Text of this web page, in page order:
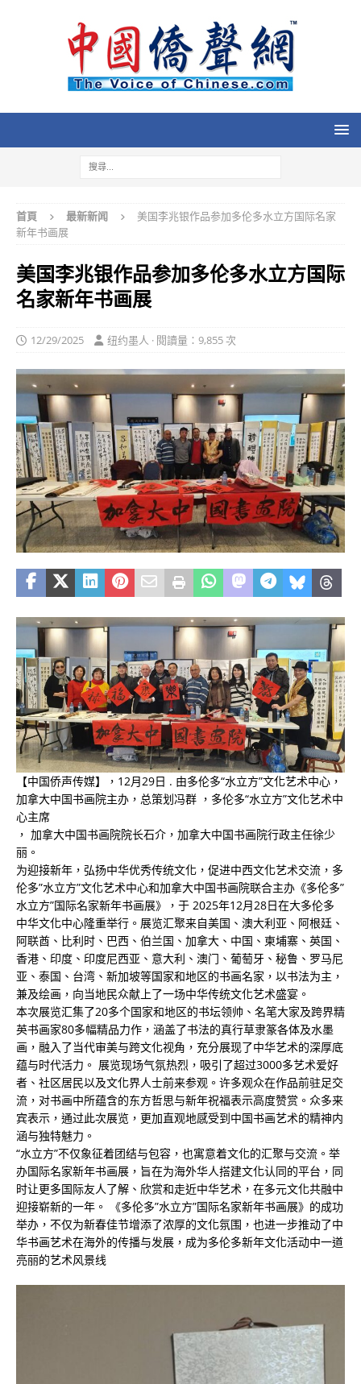
首頁 最新新闻
美国李兆银作品参加多伦多水立方国际名家
新年书画展
美国李兆银作品参加多伦多水立方国际
名家新年书画展
12/29/2025 纽约墨人 · 閱讀量：9,855 次
【中国侨声传媒】，12月29日 . 由多伦多“水立方”文化艺术中心，
加拿大中国书画院主办，总策划冯群 ，多伦多“水立方”文化艺术中
心主席
， 加拿大中国书画院院长石介，加拿大中国书画院行政主任徐少
丽。
为迎接新年，弘扬中华优秀传统文化，促进中西文化艺术交流，多
伦多”水立方”文化艺术中心和加拿大中国书画院联合主办《多伦多”
水立方”国际名家新年书画展》，于 2025年12月28日在大多伦多
中华文化中心隆重举行。展览汇聚来自美国、澳大利亚、阿根廷、
阿联酋、比利时、巴西、伯兰国、加拿大、中国、柬埔寨、英国、
香港、印度、印度尼西亚、意大利、澳门、葡萄牙、秘鲁、罗马尼
亚、泰国、台湾、新加坡等国家和地区的书画名家，以书法为主，
兼及绘画，向当地民众献上了一场中华传统文化艺术盛宴。
本次展览汇集了20多个国家和地区的书坛领帅、名笔大家及跨界精
英书画家80多幅精品力作，涵盖了书法的真行草隶篆各体及水墨
画，融入了当代审美与跨文化视角，充分展现了中华艺术的深厚底
蕴与时代活力。 展览现场气氛热烈，吸引了超过3000多艺术爱好
者、社区居民以及文化界人士前来参观。许多观众在作品前驻足交
流，对书画中所蕴含的东方哲思与新年祝福表示高度赞赏。众多来
宾表示，通过此次展览，更加直观地感受到中国书画艺术的精神内
涵与独特魅力。
“水立方”不仅象征着团结与包容，也寓意着文化的汇聚与交流。举
办国际名家新年书画展，旨在为海外华人搭建文化认同的平台，同
时让更多国际友人了解、欣赏和走近中华艺术，在多元文化共融中
迎接崭新的一年。 《多伦多”水立方”国际名家新年书画展》的成功
举办，不仅为新春佳节增添了浓厚的文化氛围，也进一步推动了中
华书画艺术在海外的传播与发展，成为多伦多新年文化活动中一道
亮丽的艺术风景线